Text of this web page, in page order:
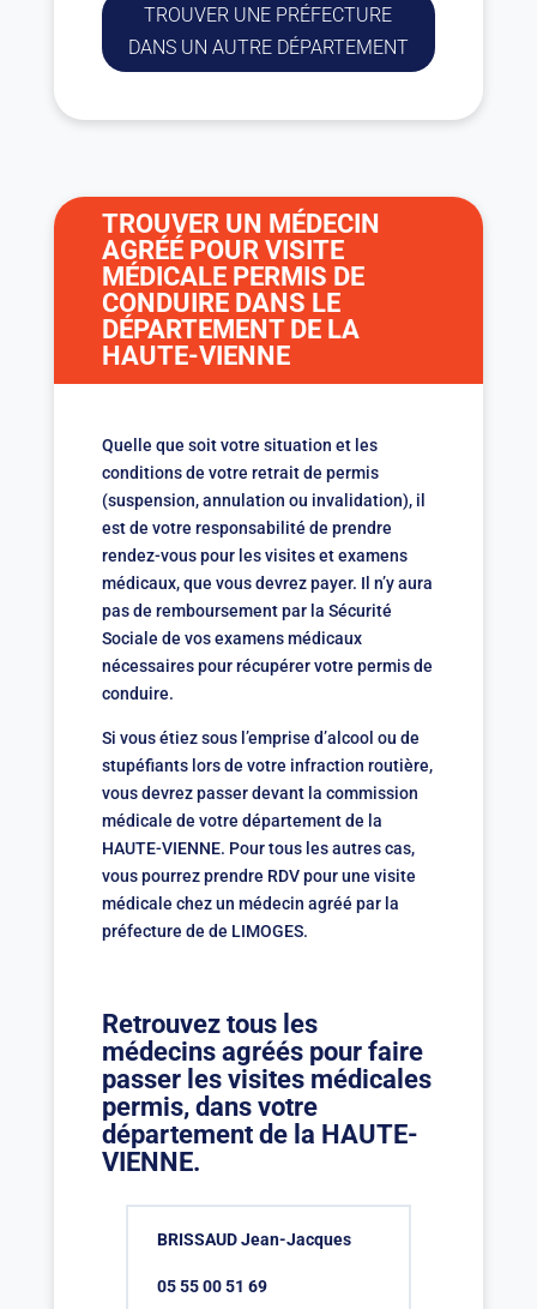
TROUVER UNE PRÉFECTURE
DANS UN AUTRE DÉPARTEMENT
TROUVER UN MÉDECIN
AGRÉÉ POUR VISITE
MÉDICALE PERMIS DE
CONDUIRE DANS LE
DÉPARTEMENT DE LA
HAUTE-VIENNE
Quelle que soit votre situation et les
conditions de votre retrait de permis
(suspension, annulation ou invalidation), il
est de votre responsabilité de prendre
rendez-vous pour les visites et examens
médicaux, que vous devrez payer. Il n’y aura
pas de remboursement par la Sécurité
Sociale de vos examens médicaux
nécessaires pour récupérer votre permis de
conduire.
Si vous étiez sous l’emprise d’alcool ou de
stupéfiants lors de votre infraction routière,
vous devrez passer devant la commission
médicale de votre département de la
HAUTE-VIENNE. Pour tous les autres cas,
vous pourrez prendre RDV pour une visite
médicale chez un médecin agréé par la
préfecture de de LIMOGES.
Retrouvez tous les
médecins agréés pour faire
passer les visites médicales
permis, dans votre
département de la HAUTE-
VIENNE.
BRISSAUD Jean-Jacques
05 55 00 51 69